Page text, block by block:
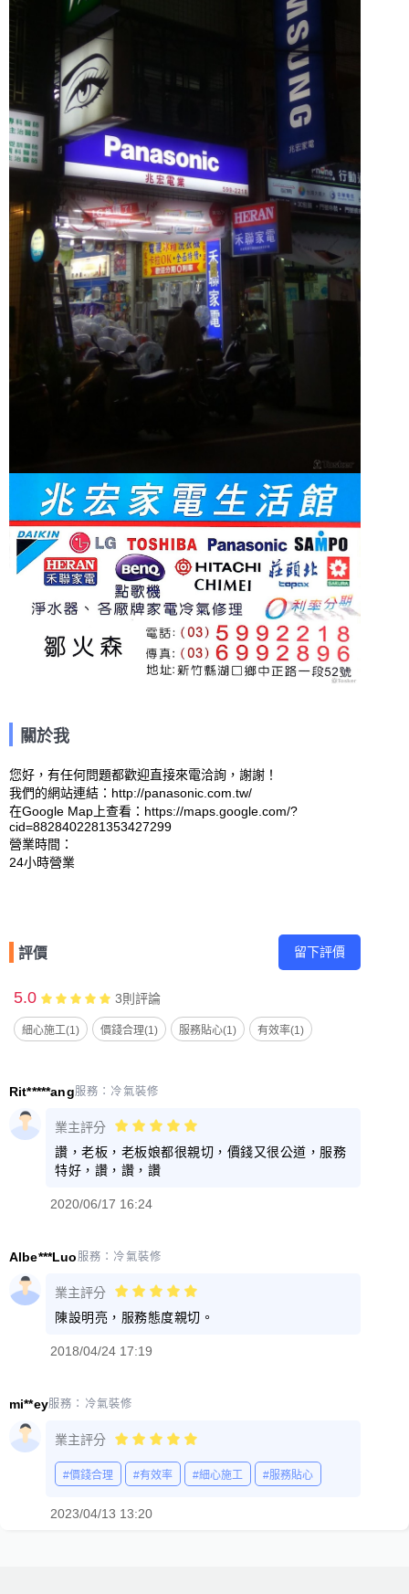
關於我
您好，有任何問題都歡迎直接來電洽詢，謝謝！
我們的網站連結：http://panasonic.com.tw/
在Google Map上查看：https://maps.google.com/?
cid=8828402281353427299
營業時間：
評價 留下評價
5.0 3則評論
細心施工(1) 價錢合理(1) 服務貼心(1) 有效率(1)
Rit*****ang 服務： 冷氣裝修
業主評分
讚，老板，老板娘都很親切，價錢又很公道，服務
特好，讚，讚，讚
2020/06/17 16:24
Albe***Luo服務： 冷氣裝修
業主評分
陳設明亮，服務態度親切。
2018/04/24 17:19
mi**ey服務： 冷氣裝修
業主評分
#價錢合理 #有效率 #細心施工 #服務貼心
2023/04/13 13:20